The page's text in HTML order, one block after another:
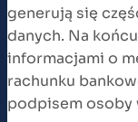
generują się
danych. Na
informacjami o
rachunku
podpisem osoby